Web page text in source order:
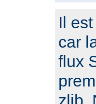
Il
car
flux
zlib.